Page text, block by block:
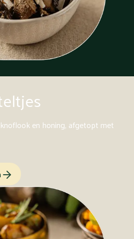
en honing, afgetopt met